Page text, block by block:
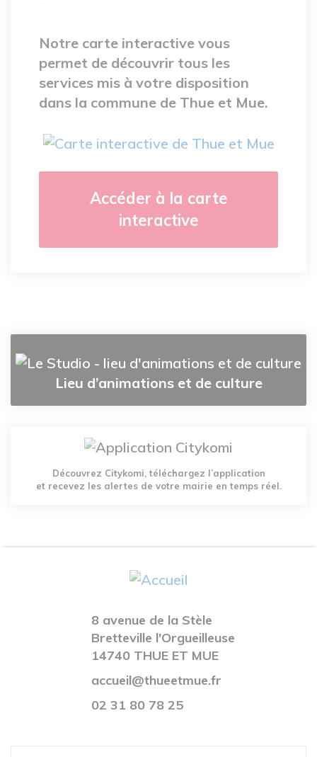
Notre carte interactive vous
permet de découvrir tous les
services mis à votre disposition
dans la commune de Thue et Mue.
Accéder à la carte
interactive
Lieu d’animations et de culture
Découvrez Citykomi, téléchargez l’application
et recevez les alertes de votre mairie en temps réel.
8 avenue de la Stèle
Bretteville l'Orgueilleuse
14740 THUE ET MUE
accueil@thueetmue.fr
02 31 80 78 25